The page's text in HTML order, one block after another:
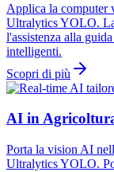
Applica la computer
Ultralytics YOLO.
l'assistenza alla
intelligenti.
Scopri di più
AI in
Porta la vision AI
Ultralytics YOLO.